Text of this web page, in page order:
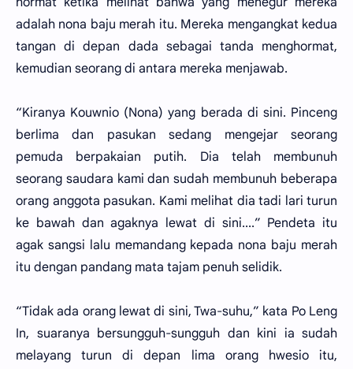
adalah nona baju merah itu. Mereka mengangkat kedua
tangan di depan dada sebagai tanda menghormat,
kemudian seorang di antara mereka menjawab.
“Kiranya Kouwnio (Nona) yang berada di sini. Pinceng
berlima dan pasukan sedang mengejar seorang
pemuda berpakaian putih. Dia telah membunuh
seorang saudara kami dan sudah membunuh beberapa
orang anggota pasukan. Kami melihat dia tadi lari turun
ke bawah dan agaknya lewat di sini....” Pendeta itu
agak sangsi lalu memandang kepada nona baju merah
itu dengan pandang mata tajam penuh selidik.
“Tidak ada orang lewat di sini, Twa-suhu,” kata Po Leng
In, suaranya bersungguh-sungguh dan kini ia sudah
melayang turun di depan lima orang hwesio itu,